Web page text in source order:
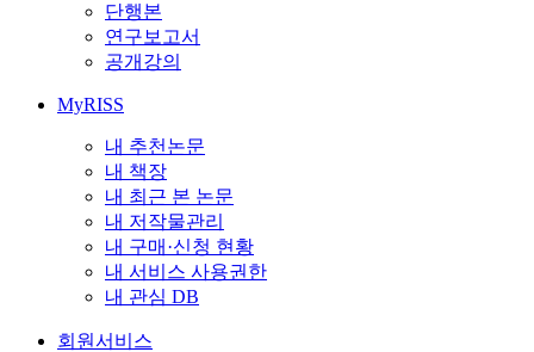
단행본
연구보고서
공개강의
MyRISS
내 추천논문
내 책장
내 최근 본 논문
내 저작물관리
내 구매·신청 현황
내 서비스 사용권한
내 관심 DB
회원서비스